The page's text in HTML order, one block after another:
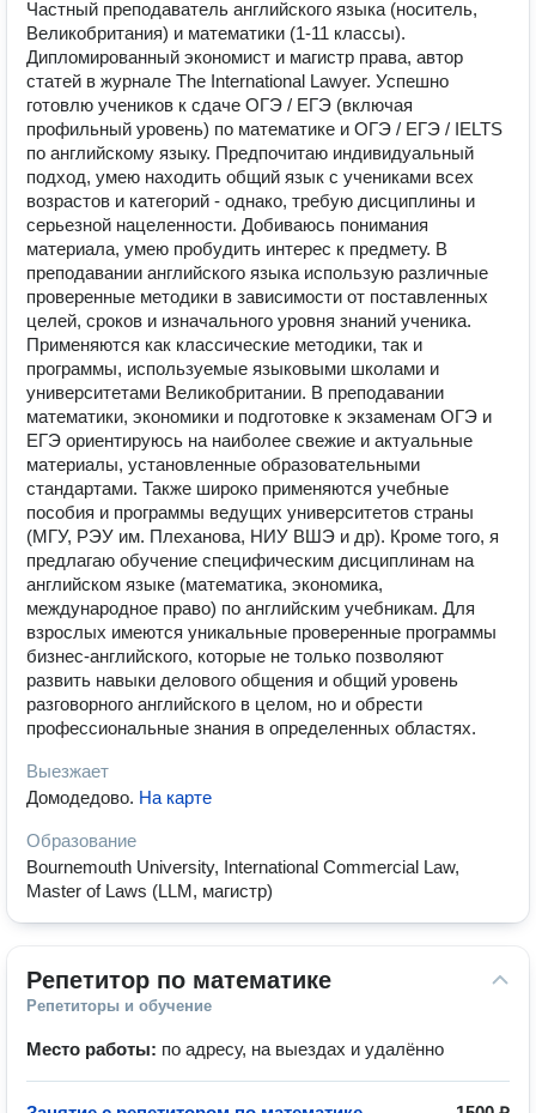
Частный преподаватель английского языка (носитель,
Великобритания) и математики (1-11 классы).
Дипломированный экономист и магистр права, автор
статей в журнале The International Lawyer. Успешно
готовлю учеников к сдаче ОГЭ / ЕГЭ (включая
профильный уровень) по математике и ОГЭ / ЕГЭ / IELTS
по английскому языку. Предпочитаю индивидуальный
подход, умею находить общий язык с учениками всех
возрастов и категорий - однако, требую дисциплины и
серьезной нацеленности. Добиваюсь понимания
материала, умею пробудить интерес к предмету. В
преподавании английского языка использую различные
проверенные методики в зависимости от поставленных
целей, сроков и изначального уровня знаний ученика.
Применяются как классические методики, так и
программы, используемые языковыми школами и
университетами Великобритании. В преподавании
математики, экономики и подготовке к экзаменам ОГЭ и
ЕГЭ ориентируюсь на наиболее свежие и актуальные
материалы, установленные образовательными
стандартами. Также широко применяются учебные
пособия и программы ведущих университетов страны
(МГУ, РЭУ им. Плеханова, НИУ ВШЭ и др). Кроме того, я
предлагаю обучение специфическим дисциплинам на
английском языке (математика, экономика,
международное право) по английским учебникам. Для
взрослых имеются уникальные проверенные программы
бизнес-английского, которые не только позволяют
развить навыки делового общения и общий уровень
разговорного английского в целом, но и обрести
профессиональные знания в определенных областях.
Выезжает
Домодедово. На карте
Образование
Bournemouth University, International Commercial Law,
Master of Laws (LLM, магистр)
Репетитор по математике
Репетиторы и обучение
Место работы: по адресу, на выездах и удалённо